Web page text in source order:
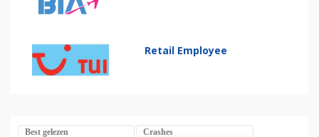
Retail Employee
Best gelezen Crashes